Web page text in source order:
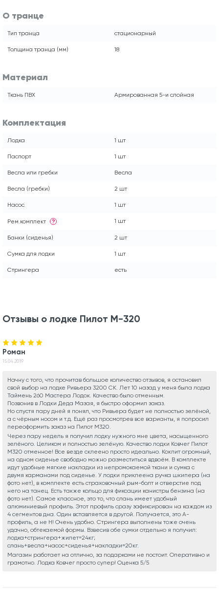
О транце
Тип транца стационарный
Толщина транца (мм) 18
Материал
Ткань ПВХ Армированная 5-и слойная
Комплектация
Лодка 1 шт
Паспорт 1 шт
Весла или гребки Весла
Весла (гребки) 2 шт
Насос 1 шт
Рем.комплект ? 1 шт
Банки (сиденья) 2 шт
Сумка для лодки 1 шт
Стрингера есть
Отзывы о лодке Пилот М-320
Роман
15.04.2019
Начну с того, что прочитав большое количество отзывов, я остановил
свой выбор на лодке Ривьера 3200 СК. Лет 10 назад у меня была лодка
Таймень 260 Мастера Лодок. Качество было отменным.
Позвонив в Лодки Деда Мазая, я быстро оформил заказ.
Но спустя пару дней я понял, что Ривьера будет не полностью зелёной,
а с чёрным носом и т.д. Ещё раз просмотрев все варианты, я попросил
переоформить заказ на Пилот М320.
Через пару недель я получил лодку нужного мне цвета, насыщенного
зелёного. Целиком и полностью зелёную. Качество лодки Ковчег Пилот
М320 отменное! Все везде склеено просто идеально. Кокпит огромный,
на одном сиденье свободно можно разместиться вдвоём. В комплекте
идут удобные мягкие накладки из непромокаемой ткани и сумка с
двумя карманами под сиденье. У лодки приклеена ручка шкипера (на
фото нет), в комплекте есть страховочный рым-болт и отверстие под
него на танец. Есть также кольцо для фиксации канистры бензина (на
фото нет). Самое классное, это то, что слань имеет удобный
алюминиевый профиль. Этот профиль сразу зафиксирован на каждом из
4 сегментов дна. Один вставляется в другой. Получается, это А-
профиль, а не Н! Очень удобно. Стрингера выполнены тоже очень
удачно, обтекаемой формы. Взвесив обе сумки отдельно я получил:
лодка+стрингера+жилет=24кг;
слань+весла+насос+сиденья+накладки=20кг.
Магазин работает на отлично, за подарками не постоит. Оперативно и
грамотно. Лодка Ковчег просто супер! Оценка 5/5